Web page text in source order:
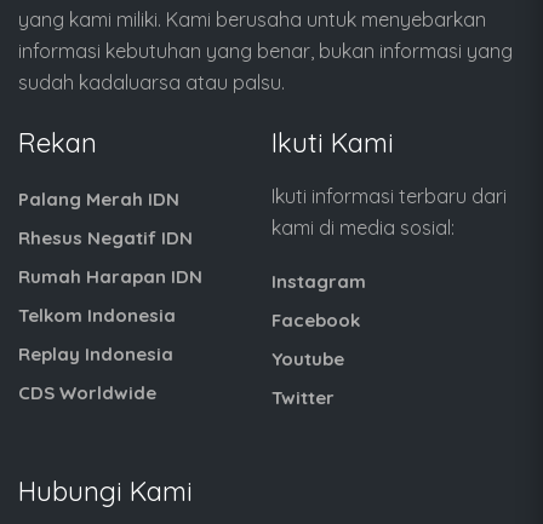
yang kami miliki. Kami berusaha untuk menyebarkan
informasi kebutuhan yang benar, bukan informasi yang
sudah kadaluarsa atau palsu.
Rekan
Palang Merah IDN
Rhesus Negatif IDN
Rumah Harapan IDN
Telkom Indonesia
Replay Indonesia
CDS Worldwide
Ikuti Kami
Ikuti informasi terbaru dari
kami di media sosial:
Instagram
Facebook
Youtube
Twitter
Hubungi Kami